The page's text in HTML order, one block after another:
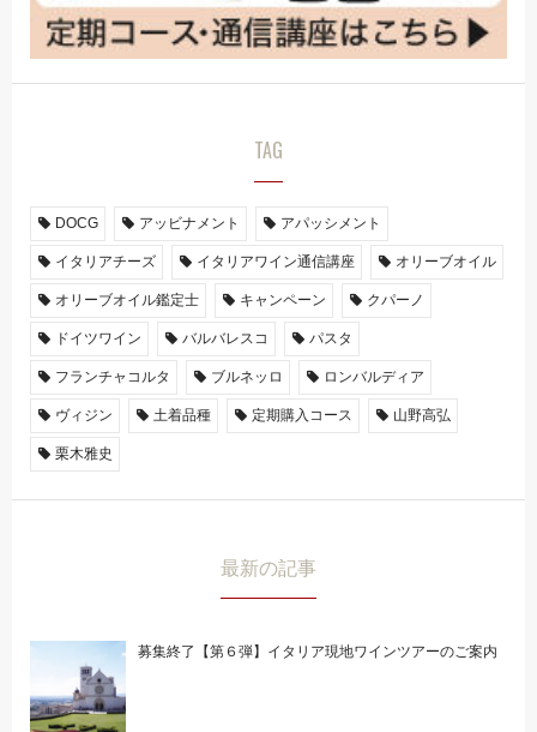
TAG
DOCG アッビナメント アパッシメント
イタリアチーズ イタリアワイン通信講座 オリーブオイル
オリーブオイル鑑定士 キャンペーン クパーノ
ドイツワイン バルバレスコ パスタ
フランチャコルタ ブルネッロ ロンバルディア
ヴィジン 土着品種 定期購入コース 山野高弘
栗木雅史
最新の記事
募集終了【第６弾】イタリア現地ワインツアーのご案内